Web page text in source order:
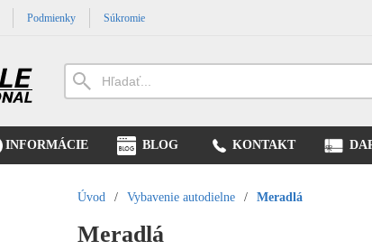
Podmienky Súkromie
INFORMÁCIE BLOG KONTAKT
Úvod / Vybavenie autodielne / Meradlá
Meradlá